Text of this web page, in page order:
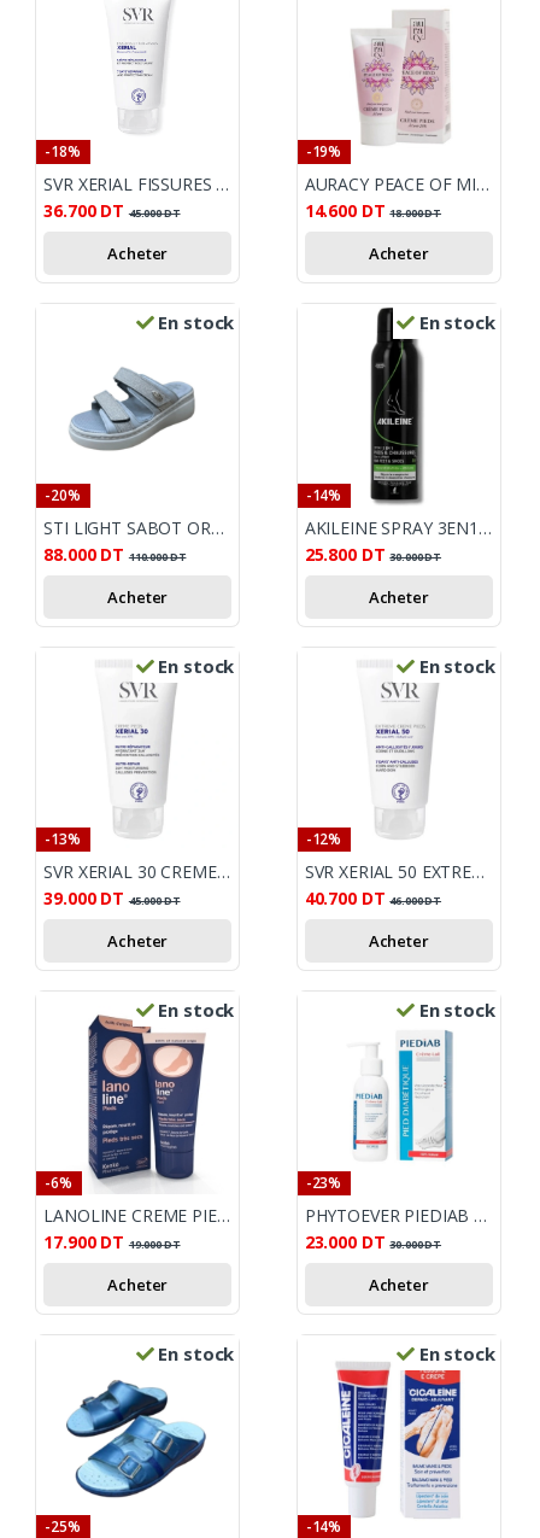
-18%
SVR XERIAL FISSURES ET CREVASSES 50 ML
36.700 DT 45.000DT
Acheter
-19%
AURACY PEACE OF MIND CREME PIEDS A L'UREE 20% 50GR
14.600 DT 18.000DT
Acheter
En stock
-20%
STI LIGHT SABOT ORTHO FEMME ETE AUBERGINE
88.000 DT 110.000DT
Acheter
En stock
-14%
AKILEINE SPRAY 3EN1 PIEDS & CHAUSSURES 150ML
25.800 DT 30.000DT
Acheter
En stock
-13%
SVR XERIAL 30 CREME PIEDS SECS ET ABÎMES 50ML
39.000 DT 45.000DT
Acheter
En stock
-12%
SVR XERIAL 50 EXTREME CREME PIEDS 50 ML
40.700 DT 46.000DT
Acheter
En stock
-6%
LANOLINE CREME PIEDS TB 75ML
17.900 DT 19.000DT
Acheter
En stock
-23%
PHYTOEVER PIEDIAB CREME LAIT PIED DIABETIQUE 100ML
23.000 DT 30.000DT
Acheter
En stock
-25%
En stock
-14%